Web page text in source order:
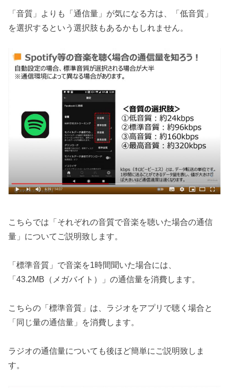
「音質」よりも「通信量」が気になる方は、「低音質」
を選択するという選択肢もあるかもしれません。
こちらでは「それぞれの音質で音楽を聴いた場合の通信
量」についてご説明致します。
「標準音質」で音楽を1時間聞いた場合には、
「43.2MB（メガバイト）」の通信量を消費します。
こちらの「標準音質」は、ラジオをアプリで聴く場合と
「同じ量の通信量」を消費します。
ラジオの通信量についても後ほど簡単にご説明致しま
す。